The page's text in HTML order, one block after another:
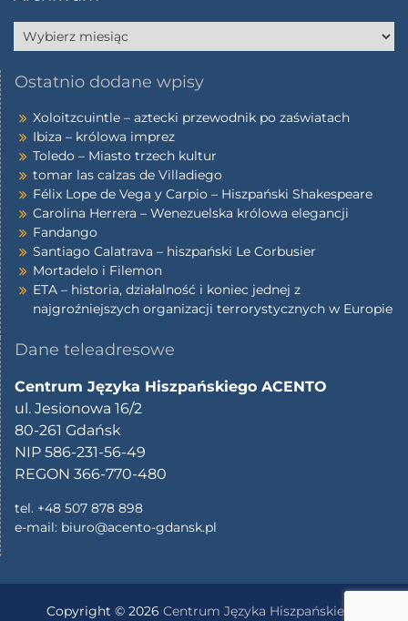
Ostatnio dodane wpisy
Xoloitzcuintle – aztecki przewodnik po zaświatach
Ibiza – królowa imprez
Toledo – Miasto trzech kultur
tomar las calzas de Villadiego
Félix Lope de Vega y Carpio – Hiszpański Shakespeare
Carolina Herrera – Wenezuelska królowa elegancji
Fandango
Santiago Calatrava – hiszpański Le Corbusier
Mortadelo i Filemon
ETA – historia, działalność i koniec jednej z
najgroźniejszych organizacji terrorystycznych w Europie
Dane teleadresowe
Centrum Języka Hiszpańskiego ACENTO
ul. Jesionowa 16/2
80-261 Gdańsk
NIP 586-231-56-49
REGON 366-770-480
tel. +48 507 878 898
e-mail: biuro@acento-gdansk.pl
Copyright © 2026 Centrum Języka Hiszpańskiego